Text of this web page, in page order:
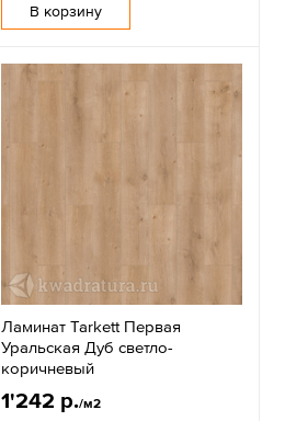
В корзину
Ламинат Tarkett Первая
Уральская Дуб светло-
коричневый
1'242 р./м2